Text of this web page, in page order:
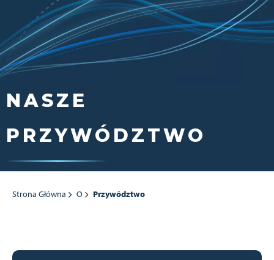
NASZE
PRZYWÓDZTWO
Strona Główna O Przywództwo